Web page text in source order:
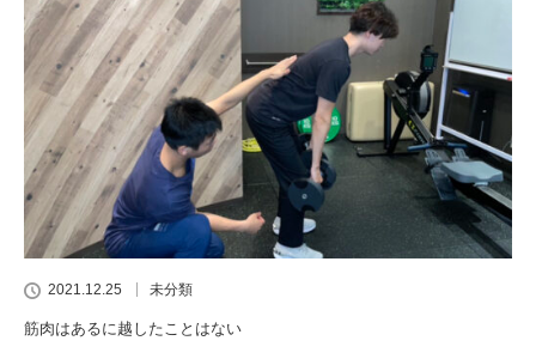
2021.12.25 未分類
筋肉はあるに越したことはない